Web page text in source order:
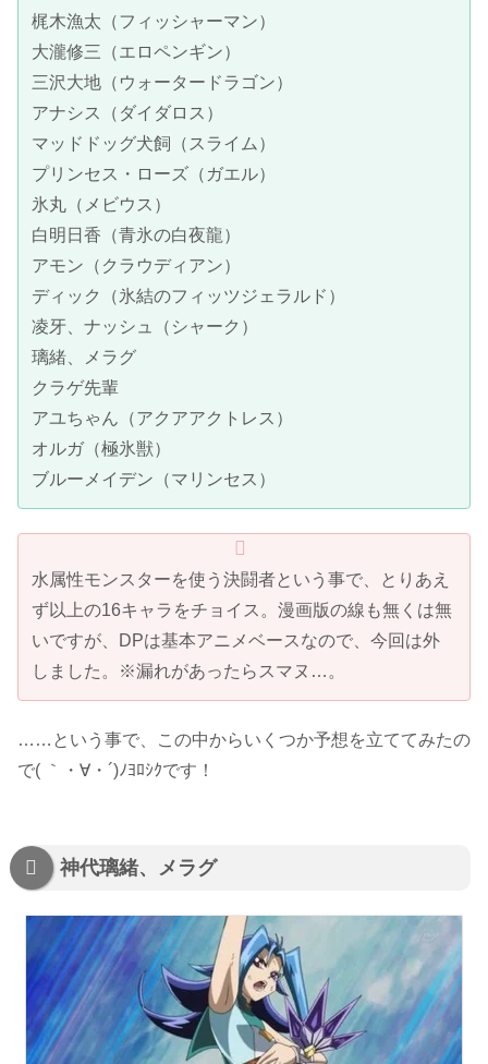
梶木漁太（フィッシャーマン）
大瀧修三（エロペンギン）
三沢大地（ウォータードラゴン）
アナシス（ダイダロス）
マッドドッグ犬飼（スライム）
プリンセス・ローズ（ガエル）
氷丸（メビウス）
白明日香（青氷の白夜龍）
アモン（クラウディアン）
ディック（氷結のフィッツジェラルド）
凌牙、ナッシュ（シャーク）
璃緒、メラグ
クラゲ先輩
アユちゃん（アクアアクトレス）
オルガ（極氷獣）
ブルーメイデン（マリンセス）
水属性モンスターを使う決闘者という事で、とりあえ
ず以上の16キャラをチョイス。漫画版の線も無くは無
いですが、DPは基本アニメベースなので、今回は外
しました。※漏れがあったらスマヌ…。
……という事で、この中からいくつか予想を立ててみたの
で( ｀・∀・´)ﾉﾖﾛｼｸです！
神代璃緒、メラグ